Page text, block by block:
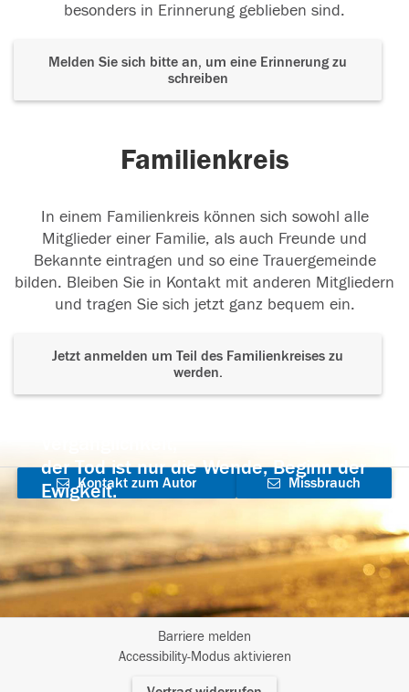
besonders in Erinnerung geblieben sind.
Melden Sie sich bitte an, um eine Erinnerung zu
schreiben
Familienkreis
In einem Familienkreis können sich sowohl alle
Mitglieder einer Familie, als auch Freunde und
Bekannte eintragen und so eine Trauergemeinde
bilden. Bleiben Sie in Kontakt mit anderen Mitgliedern
und tragen Sie sich jetzt ganz bequem ein.
Jetzt anmelden um Teil des Familienkreises zu
werden.
der Tod ist nur die Wende, Beginn der
Ewigkeit.
Kontakt zum Autor
aufnehmen
Missbrauch
Barriere melden
Accessibility-Modus aktivieren